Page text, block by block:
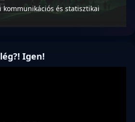
kommunikációs és statisztikai
Igen!